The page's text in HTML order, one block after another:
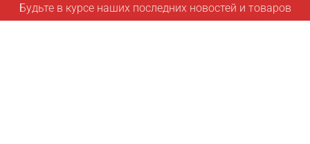
Будьте в курсе наших последних новостей и товаров